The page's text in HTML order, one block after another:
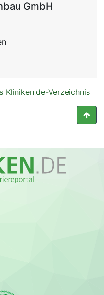
GmbH
Kliniken.de-Verzeichnis